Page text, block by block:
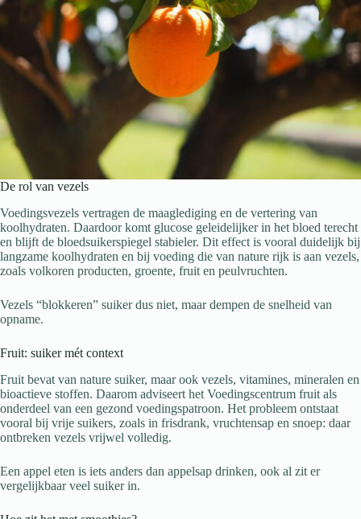
De rol van vezels
Voedingsvezels vertragen de maaglediging en de vertering van
koolhydraten. Daardoor komt glucose geleidelijker in het bloed terecht
en blijft de bloedsuikerspiegel stabieler. Dit effect is vooral duidelijk bij
langzame koolhydraten en bij voeding die van nature rijk is aan vezels,
zoals volkoren producten, groente, fruit en peulvruchten.
Vezels “blokkeren” suiker dus niet, maar dempen de snelheid van
opname.
Fruit: suiker mét context
Fruit bevat van nature suiker, maar ook vezels, vitamines, mineralen en
bioactieve stoffen. Daarom adviseert het Voedingscentrum fruit als
onderdeel van een gezond voedingspatroon. Het probleem ontstaat
vooral bij vrije suikers, zoals in frisdrank, vruchtensap en snoep: daar
ontbreken vezels vrijwel volledig.
Een appel eten is iets anders dan appelsap drinken, ook al zit er
vergelijkbaar veel suiker in.